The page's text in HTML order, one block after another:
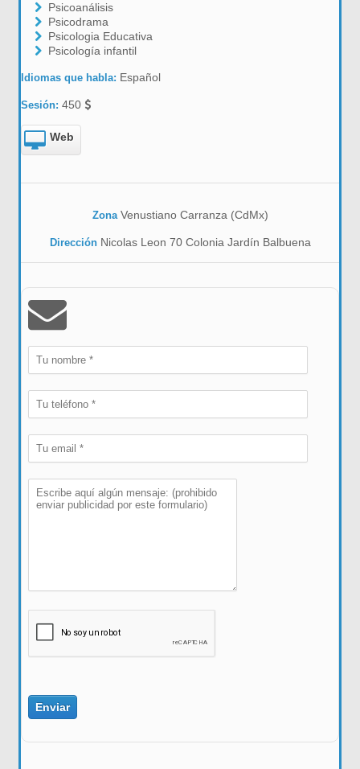
Psicoanálisis
Psicodrama
Psicologia Educativa
Psicología infantil
Idiomas que habla: Español
Sesión:450
Web
Zona Venustiano Carranza (CdMx)
DirecciónNicolas Leon 70 Colonia Jardín Balbuena